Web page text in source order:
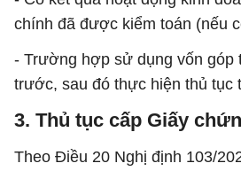
chính đã được kiểm toán (nếu
- Trường hợp sử dụng vốn góp
trước, sau đó thực hiện thủ tục
3. Thủ tục cấp Giấy
Theo Điều 20 Nghị định 103/